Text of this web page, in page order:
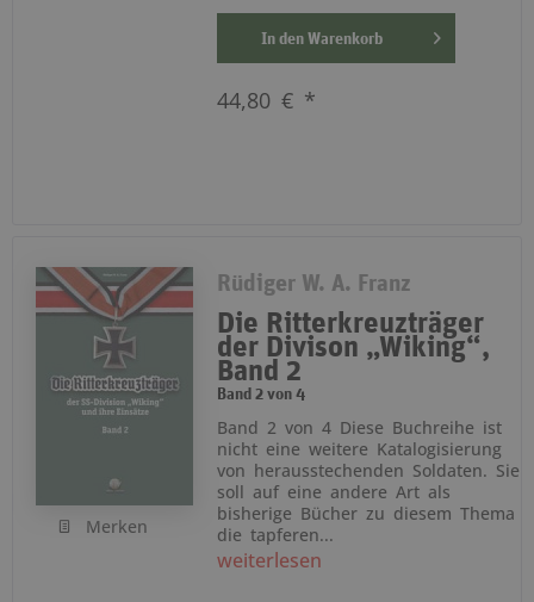
In den Warenkorb
44,80 € *
Merken
Rüdiger W. A. Franz
Die Ritterkreuzträger
der Divison „Wiking“,
Band 2
Band 2 von 4
Band 2 von 4 Diese Buchreihe ist
nicht eine weitere Katalogisierung
von herausstechenden Soldaten. Sie
soll auf eine andere Art als
bisherige Bücher zu diesem Thema
die tapferen...
weiterlesen